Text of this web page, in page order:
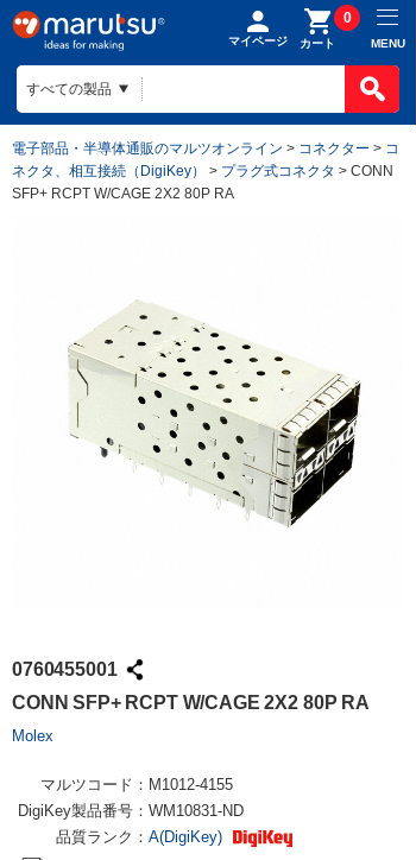
マイページ カート
0
MENU
電子部品・半導体通販のマルツオンライン > コネクター > コ
ネクタ、相互接続（DigiKey）
> プラグ式コネクタ > CONN
SFP+ RCPT W/CAGE 2X2 80P RA
0760455001
CONN SFP+ RCPT W/CAGE 2X2 80P RA
Molex
マルツコード： M1012-4155
DigiKey製品番号： WM10831-ND
品質ランク： A(DigiKey)